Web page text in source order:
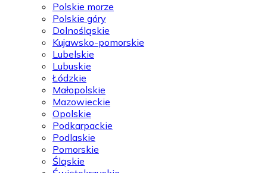
Polskie morze
Polskie góry
Dolnośląskie
Kujawsko-pomorskie
Lubelskie
Lubuskie
Łódzkie
Małopolskie
Mazowieckie
Opolskie
Podkarpackie
Podlaskie
Pomorskie
Śląskie